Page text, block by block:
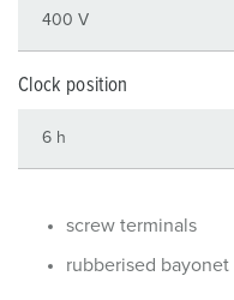
Clock position
screw terminals
rubberised bayonet